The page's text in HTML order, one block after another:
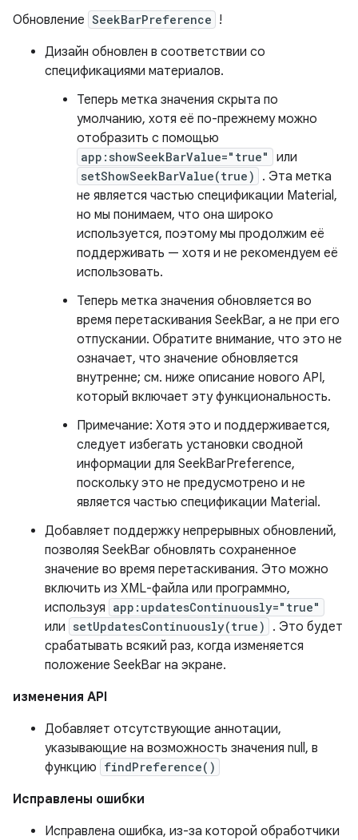
Обновление SeekBarPreference !
Дизайн обновлен в соответствии со
спецификациями материалов.
Теперь метка значения скрыта по
умолчанию, хотя её по-прежнему можно
отобразить с помощью
app:showSeekBarValue="true" или
setShowSeekBarValue(true)
. Эта метка
не является частью спецификации Material,
но мы понимаем, что она широко
используется, поэтому мы продолжим её
поддерживать — хотя и не рекомендуем её
использовать.
Теперь метка значения обновляется во
время перетаскивания SeekBar, а не при его
отпускании. Обратите внимание, что это не
означает, что значение обновляется
внутренне; см. ниже описание нового API,
который включает эту функциональность.
Примечание: Хотя это и поддерживается,
следует избегать установки сводной
информации для SeekBarPreference,
поскольку это не предусмотрено и не
является частью спецификации Material.
Добавляет поддержку непрерывных обновлений,
позволяя SeekBar обновлять сохраненное
значение во время перетаскивания. Это можно
включить из XML-файла или программно,
используя app:updatesContinuously="true"
или setUpdatesContinuously(true)
. Это будет
срабатывать всякий раз, когда изменяется
положение SeekBar на экране.
изменения API
Добавляет отсутствующие аннотации,
указывающие на возможность значения null, в
функцию findPreference()
Исправлены ошибки
Исправлена ​​ошибка, из-за которой обработчики